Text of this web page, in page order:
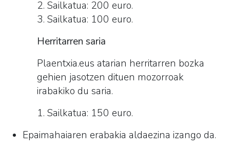
2. Sailkatua: 200 euro.
3. Sailkatua: 100 euro.
Herritarren saria
Plaentxia.eus atarian herritarren bozka
gehien jasotzen dituen mozorroak
irabakiko du saria.
1. Sailkatua: 150 euro.
Epaimahaiaren erabakia aldaezina izango da.